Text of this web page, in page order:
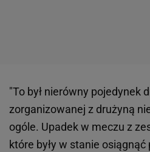
"To był nierówny pojedynek
zorganizowanej z drużyną
ogóle. Upadek w meczu z
które były w stanie